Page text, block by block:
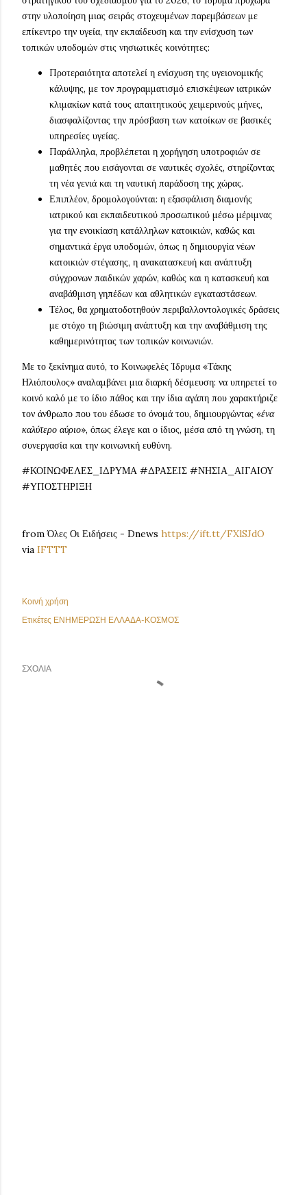
στην υλοποίηση μιας σειράς στοχευμένων παρεμβάσεων με
επίκεντρο την υγεία, την εκπαίδευση και την ενίσχυση των
τοπικών υποδομών στις νησιωτικές κοινότητες:
Προτεραιότητα αποτελεί η ενίσχυση της υγειονομικής
κάλυψης, με τον προγραμματισμό επισκέψεων ιατρικών
κλιμακίων κατά τους απαιτητικούς χειμερινούς μήνες,
διασφαλίζοντας την πρόσβαση των κατοίκων σε βασικές
υπηρεσίες υγείας.
Παράλληλα, προβλέπεται η χορήγηση υποτροφιών σε
μαθητές που εισάγονται σε ναυτικές σχολές, στηρίζοντας
τη νέα γενιά και τη ναυτική παράδοση της χώρας.
Επιπλέον, δρομολογούνται: η εξασφάλιση διαμονής
ιατρικού και εκπαιδευτικού προσωπικού μέσω μέριμνας
για την ενοικίαση κατάλληλων κατοικιών, καθώς και
σημαντικά έργα υποδομών, όπως η δημιουργία νέων
κατοικιών στέγασης, η ανακατασκευή και ανάπτυξη
σύγχρονων παιδικών χαρών, καθώς και η κατασκευή και
αναβάθμιση γηπέδων και αθλητικών εγκαταστάσεων.
Τέλος, θα χρηματοδοτηθούν περιβαλλοντολογικές δράσεις
με στόχο τη βιώσιμη ανάπτυξη και την αναβάθμιση της
καθημερινότητας των τοπικών κοινωνιών.
Με το ξεκίνημα αυτό, το Κοινωφελές Ίδρυμα «Τάκης
Ηλιόπουλος» αναλαμβάνει μια διαρκή δέσμευση: να υπηρετεί το
κοινό καλό με το ίδιο πάθος και την ίδια αγάπη που χαρακτήριζε
τον άνθρωπο που του έδωσε το όνομά του, δημιουργώντας «ένα
καλύτερο αύριο», όπως έλεγε και ο ίδιος, μέσα από τη γνώση, τη
συνεργασία και την κοινωνική ευθύνη.
#ΚΟΙΝΩΦΕΛΕΣ_ΙΔΡΥΜΑ #ΔΡΑΣΕΙΣ #ΝΗΣΙΑ_ΑΙΓΑΙΟΥ
#ΥΠΟΣΤΗΡΙΞΗ
from Όλες Οι Ειδήσεις - Dnews https://ift.tt/FXlSJdO
via IFTTT
Κοινή χρήση
Ετικέτες ΕΝΗΜΕΡΩΣΗ ΕΛΛΑΔΑ-ΚΟΣΜΟΣ
ΣΧΌΛΙΑ